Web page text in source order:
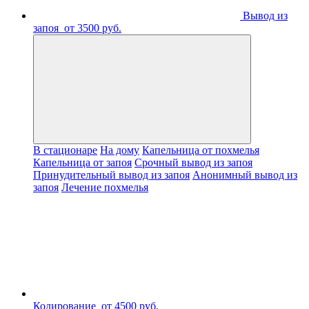
Вывод из
запоя от 3500 руб.
В стационаре На дому Капельница от похмелья
Капельница от запоя Срочный вывод из запоя
Принудительный вывод из запоя Анонимный вывод из
запоя Лечение похмелья
Кодирование от 4500 руб.